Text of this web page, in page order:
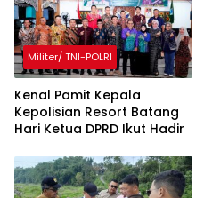
Militer/ TNI-POLRI
Kenal Pamit Kepala
Kepolisian Resort Batang
Hari ‎Ketua DPRD Ikut Hadir